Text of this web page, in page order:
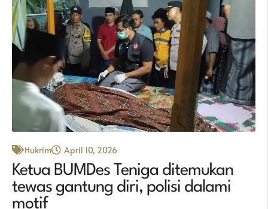
Hukrim April 10, 2026
Ketua BUMDes Teniga ditemukan
tewas gantung diri, polisi dalami
motif